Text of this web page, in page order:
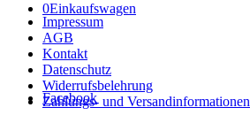
0Einkaufswagen
Facebook
Impressum
AGB
Kontakt
Datenschutz
Widerrufsbelehrung
Zahlungs- und Versandinformationen